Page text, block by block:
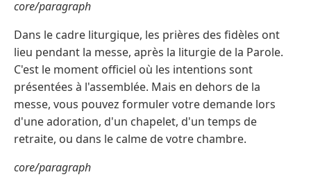
core/paragraph
Dans le cadre liturgique, les prières des fidèles ont
lieu pendant la messe, après la liturgie de la Parole.
C'est le moment officiel où les intentions sont
présentées à l'assemblée. Mais en dehors de la
messe, vous pouvez formuler votre demande lors
d'une adoration, d'un chapelet, d'un temps de
retraite, ou dans le calme de votre chambre.
core/paragraph